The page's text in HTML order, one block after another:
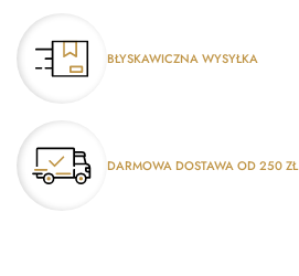
BŁYSKAWICZNA WYSYŁKA
DARMOWA DOSTAWA OD 250 ZŁ